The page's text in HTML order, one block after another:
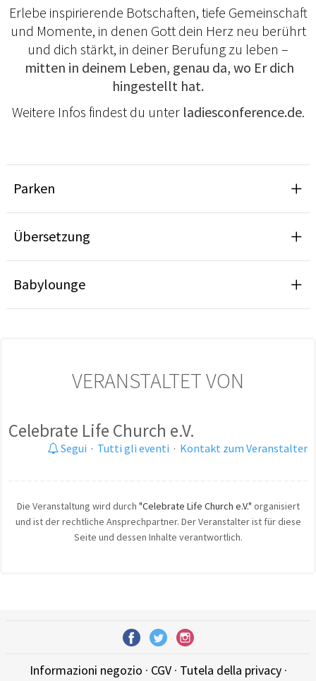
Erlebe inspirierende Botschaften, tiefe Gemeinschaft
und Momente, in denen Gott dein Herz neu berührt
und dich stärkt, in deiner Berufung zu leben –
mitten in deinem Leben, genau da, wo Er dich
hingestellt hat.
Weitere Infos findest du unter ladiesconference.de.
Parken
Übersetzung
Babylounge
VERANSTALTET VON
Celebrate Life Church e.V.
Segui · Tutti gli eventi · Kontakt zum Veranstalter
Die Veranstaltung wird durch "Celebrate Life Church e.V." organisiert
und ist der rechtliche Ansprechpartner. Der Veranstalter ist für diese
Seite und dessen Inhalte verantwortlich.
Informazioni negozio · CGV· Tutela della privacy·